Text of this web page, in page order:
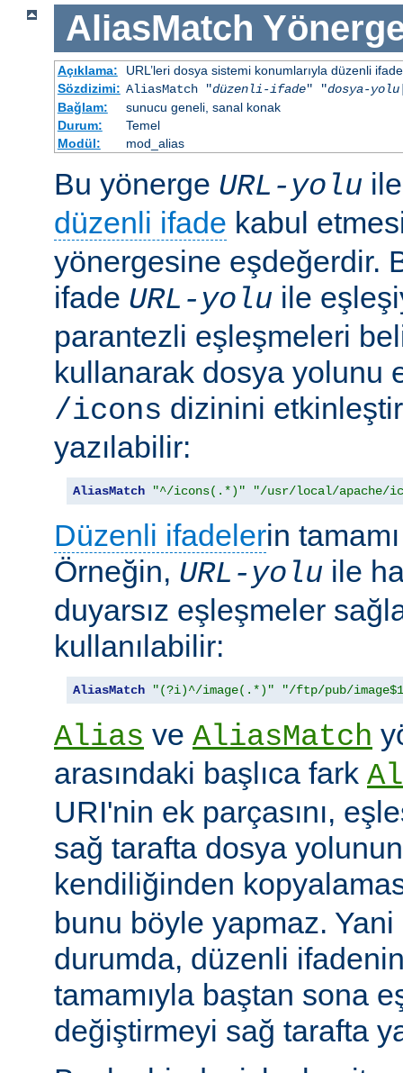
AliasMatch
Açıklama:
URL’leri dosya sistemi konumlarıyla düzenli
Sözdizimi: AliasMatch "düzenli-ifade" "dosya-yolu
Bağlam:
sunucu geneli, sanal konak
Durum:
Temel
Modül:
mod_alias
Bu yönerge URL-yolu
düzenli ifade kabul
yönergesine eşdeğerdir.
ifade URL-yolu ile
parantezli eşleşmeleri
kullanarak dosya yolunu
/icons dizinini
yazılabilir:
AliasMatch "^/icons(.*)" "/usr/local/apache/
Düzenli ifadelerin
Örneğin, URL-yolu ile
duyarsız eşleşmeler
kullanılabilir:
AliasMatch "(?i)^/image(.*)" "/ftp/pub/
Alias ve AliasMatch
arasındaki başlıca fark
URI'nin ek parçasını,
sağ tarafta dosya
kendiliğinden
bunu böyle yapmaz.
durumda, düzenli
tamamıyla baştan sona
değiştirmeyi sağ tarafta